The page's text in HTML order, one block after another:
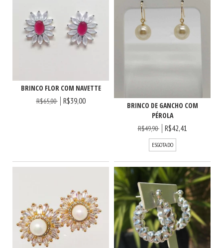
BRINCO FLOR COM NAVETTE
R$65,00 R$39,00
BRINCO DE GANCHO COM
PÉROLA
R$49,90 R$42,41
ESGOTADO